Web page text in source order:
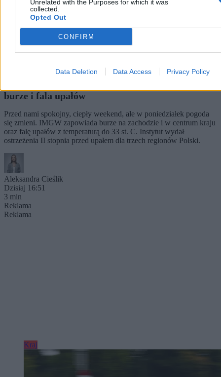
Unrelated with the Purposes for which it was
collected.
Opted Out
CONFIRM
Data Deletion Data Access Privacy Policy
burze i fala upałów
Przed nami spokojny, ciepły weekend, ale w poniedziałek pogoda
się zmieni. IMGW zapowiada burze na zachodzie i w centrum kraju
oraz falę upałów z temperaturą do 33 st. C. Instytut wydał
ostrzeżenia II stopnia przed upałem dla trzech regionów Polski.
Aleksandra Cieślik
Dzisiaj 16:51
3 min
Reklama
Reklama
Kraj